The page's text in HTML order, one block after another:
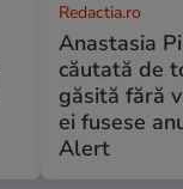
Redactia.ro
Anastasia
căutată de
găsită fără
ei fusese
Alert